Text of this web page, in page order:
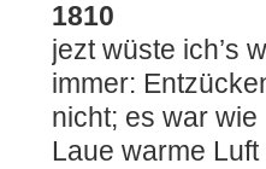
1810
jezt wüste ich’s
immer:
nicht; es war
Laue warme